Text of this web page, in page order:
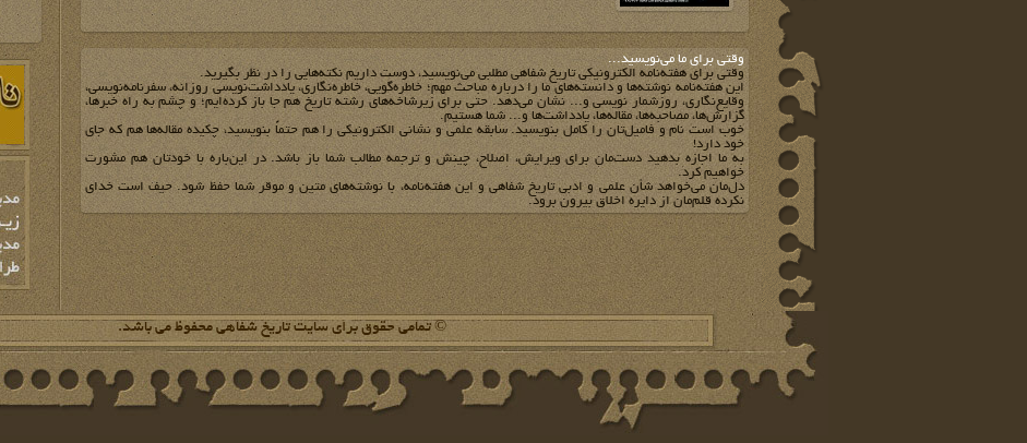
وقتي براي ما مي‌نويسيد...
وقتي براي هفته‌نامه الکترونيکي تاريخ شفاهي مطلبي مي‌نويسيد، دوست داريم نکته‌هايي را در نظر بگيريد.
اين هفته‌نامه نوشته‌ها و دانسته‌هاي ما را درباره مباحث مهم؛ خاطره‌گويي، خاطره‌نگاري، يادداشت‌نويسي روزانه، سفرنامه‌نويسي،
وقايع‌نگاري، روزشمار نويسي و... نشان مي‌دهد. حتي براي زيرشاخه‌هاي رشته تاريخ هم جا باز کرده‌ايم؛ و چشم به راه خبرها،
گزارش‌ها، مصاحبه‌ها، مقاله‌ها، يادداشت‌ها و... شما هستيم.
خوب است نام و فاميل‌تان را کامل بنويسيد. سابقه علمي و نشاني الکترونيکي را هم حتماً بنويسيد، چکيده مقاله‌ها هم که جاي
خود دارد!
به ما اجازه بدهيد دست‌مان براي ويرايش، اصلاح، چينش و ترجمه مطالب شما باز باشد. در اين‌باره با خودتان هم مشورت
خواهيم کرد.
دل‌مان مي‌خواهد شأن علمي و ادبي تاريخ شفاهي و اين هفته‌نامه، با نوشته‌هاي متين و موقر شما حفظ شود. حيف است خداي
نکرده قلم‌مان از دايره اخلاق بيرون برود.
© تمامی حقوق برای سایت تاریخ شفاهی محفوظ می باشد.